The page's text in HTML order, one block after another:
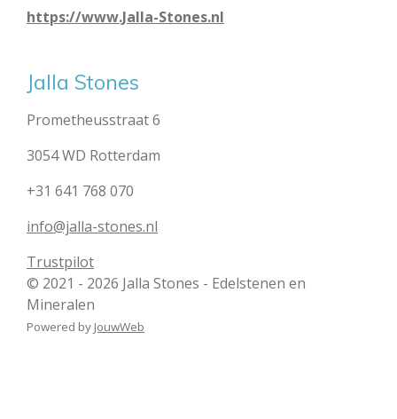
https://www.Jalla-Stones.nl
Jalla Stones
Prometheusstraat 6
3054 WD Rotterdam
+31 641 768 070
info@jalla-stones.nl
Trustpilot
© 2021 - 2026 Jalla Stones - Edelstenen en
Mineralen
Powered by JouwWeb